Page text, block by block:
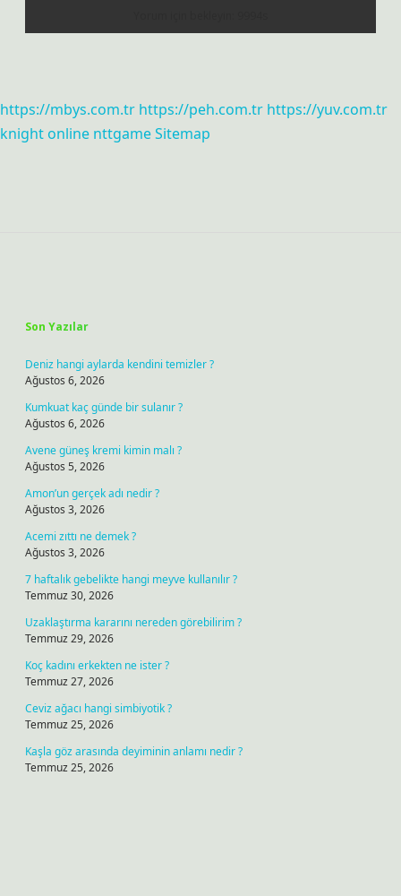
https://mbys.com.tr https://peh.com.tr https://yuv.com.tr
knight online nttgameSitemap
Son Yazılar
Deniz hangi aylarda kendini temizler ?
Ağustos 6, 2026
Kumkuat kaç günde bir sulanır ?
Ağustos 6, 2026
Avene güneş kremi kimin malı ?
Ağustos 5, 2026
Amon’un gerçek adı nedir ?
Ağustos 3, 2026
Acemi zıttı ne demek ?
Ağustos 3, 2026
7 haftalık gebelikte hangi meyve kullanılır ?
Temmuz 30, 2026
Uzaklaştırma kararını nereden görebilirim ?
Temmuz 29, 2026
Koç kadını erkekten ne ister ?
Temmuz 27, 2026
Ceviz ağacı hangi simbiyotik ?
Temmuz 25, 2026
Kaşla göz arasında deyiminin anlamı nedir ?
Temmuz 25, 2026